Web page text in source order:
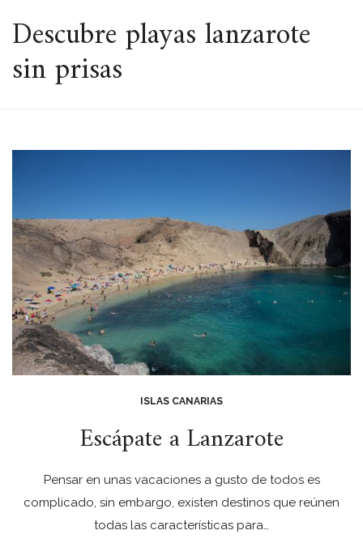
ESPACIO
Descubre playas lanzarote
sin prisas
ISLAS CANARIAS
Escápate a Lanzarote
Pensar en unas vacaciones a gusto de todos es
complicado, sin embargo, existen destinos que reúnen
todas las características para…